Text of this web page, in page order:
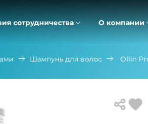
сотрудничества О компании
Шампунь для волос Ollin